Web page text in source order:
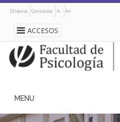
Pasar
principal
Dislexia Contraste A- A+
ACCESOS